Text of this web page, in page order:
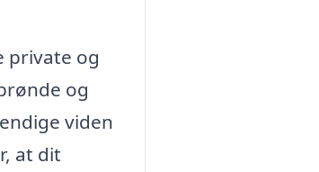
private og
og
viden
at dit